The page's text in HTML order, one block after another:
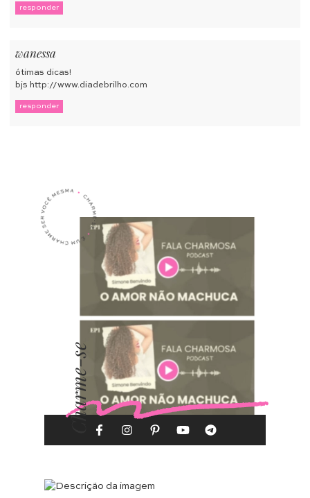
responder
wanessa
ótimas dicas!
bjs http://www.diadebrilho.com
responder
Charme-se